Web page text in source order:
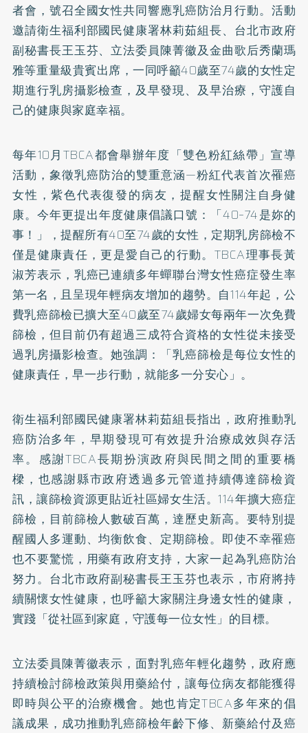
者會，號召全國女性共同響應乳癌防治月行動。活動
邀請衛生福利部國民健康署林莉茹組長、台北市政府
副秘書長王玉芬、立法委員陳菁徽及金曲歌后秀蘭瑪
雅等重量級貴賓出席，一同呼籲40歲至74歲的女性定
期進行乳房攝影檢查，及早發現、及早治療，守護自
己的健康與家庭幸福。
每年10月TBCA都會舉辦年度「雙色粉紅絲帶」宣導
活動，象徵乳癌防治的雙重意涵—粉紅代表首次罹癌
女性，紫色代表復發的病友，提醒女性關注自身健
康。今年更提出年度健康倡議口號：「40–74是妳的
事！」，提醒所有40至74歲的女性，定期乳房篩檢不
僅是健康責任，更是愛自己的行動。TBCA理事長黃
淑芳表示，乳癌已連續多年蟬聯台灣女性癌症發生率
第一名，且呈現年輕病友增加的趨勢。自114年起，公
費乳癌篩檢已擴大至40歲至74歲婦女每兩年一次免費
篩檢，但目前仍有超過三成符合資格的女性從未接受
過乳房攝影檢查。她強調：「乳癌篩檢是每位女性的
健康責任，早一步行動，就能多一分安心」。
衛生福利部國民健康署林莉茹組長指出，政府推動乳
癌防治多年，早期發現可有效提升治療成效與存活
率。感謝TBCA長期扮演政府與民間之間的重要橋
樑，也感謝縣市政府透過多元管道持續傳達篩檢資
訊，讓篩檢資源更貼近社區婦女生活。114年擴大癌症
篩檢，目前篩檢人數破百萬，達歷史新高。要特別提
醒國人多運動、均衡飲食、定期篩檢。即使不幸罹癌
也不要驚慌，用藥有政府支持，大家一起為乳癌防治
努力。台北市政府副秘書長王玉芬也表示，市府將持
續關懷女性健康，也呼籲大家關注身邊女性的健康，
實踐「從社區到家庭，守護每一位女性」的目標。
立法委員陳菁徽表示，面對乳癌年輕化趨勢，政府應
持續檢討篩檢政策與用藥給付，讓每位病友都能獲得
即時與公平的治療機會。她也肯定TBCA多年來的倡
議成果，成功推動乳癌篩檢年齡下修、新藥給付及癌